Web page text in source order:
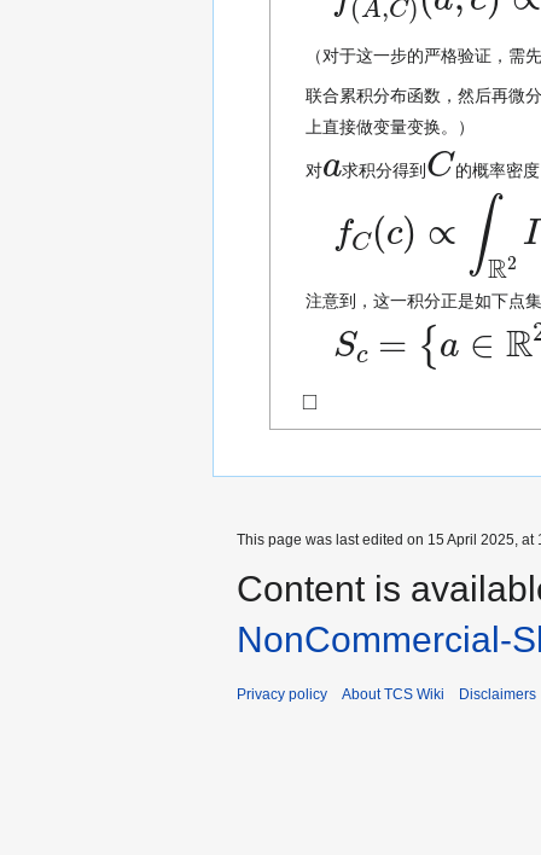
（对于这一步的严格验证，需
联合累积分布函数，然后再微
上直接做变量变换。）
对
a
求积分得到
C
的概率密
C (c ) 2I Ω
注意到，这一积分正是如下点
Sc= {a∈R 2∣
◻
This page was last edited on 15 April 2025, at
Content is
NonCommercial-
Privacy policy About TCS Wiki Disclaimers